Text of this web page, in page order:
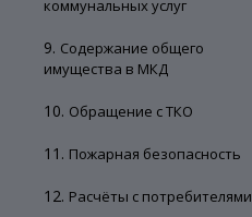
коммунальных услуг
9. Содержание общего
имущества в МКД
10. Обращение с ТКО
11. Пожарная безопасность
12. Расчёты с потребителями